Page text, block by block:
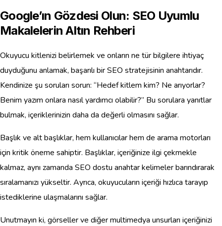
Google’ın Gözdesi Olun: SEO Uyumlu
Makalelerin Altın Rehberi
Okuyucu kitlenizi belirlemek ve onların ne tür bilgilere ihtiyaç
duyduğunu anlamak, başarılı bir SEO stratejisinin anahtarıdır.
Kendinize şu soruları sorun: “Hedef kitlem kim? Ne arıyorlar?
Benim yazım onlara nasıl yardımcı olabilir?” Bu sorulara yanıtlar
bulmak, içeriklerinizin daha da değerli olmasını sağlar.
Başlık ve alt başlıklar, hem kullanıcılar hem de arama motorları
için kritik öneme sahiptir. Başlıklar, içeriğinize ilgi çekmekle
kalmaz, aynı zamanda SEO dostu anahtar kelimeler barındırarak
sıralamanızı yükseltir. Ayrıca, okuyucuların içeriği hızlıca tarayıp
istediklerine ulaşmalarını sağlar.
Unutmayın ki, görseller ve diğer multimedya unsurları içeriğinizi